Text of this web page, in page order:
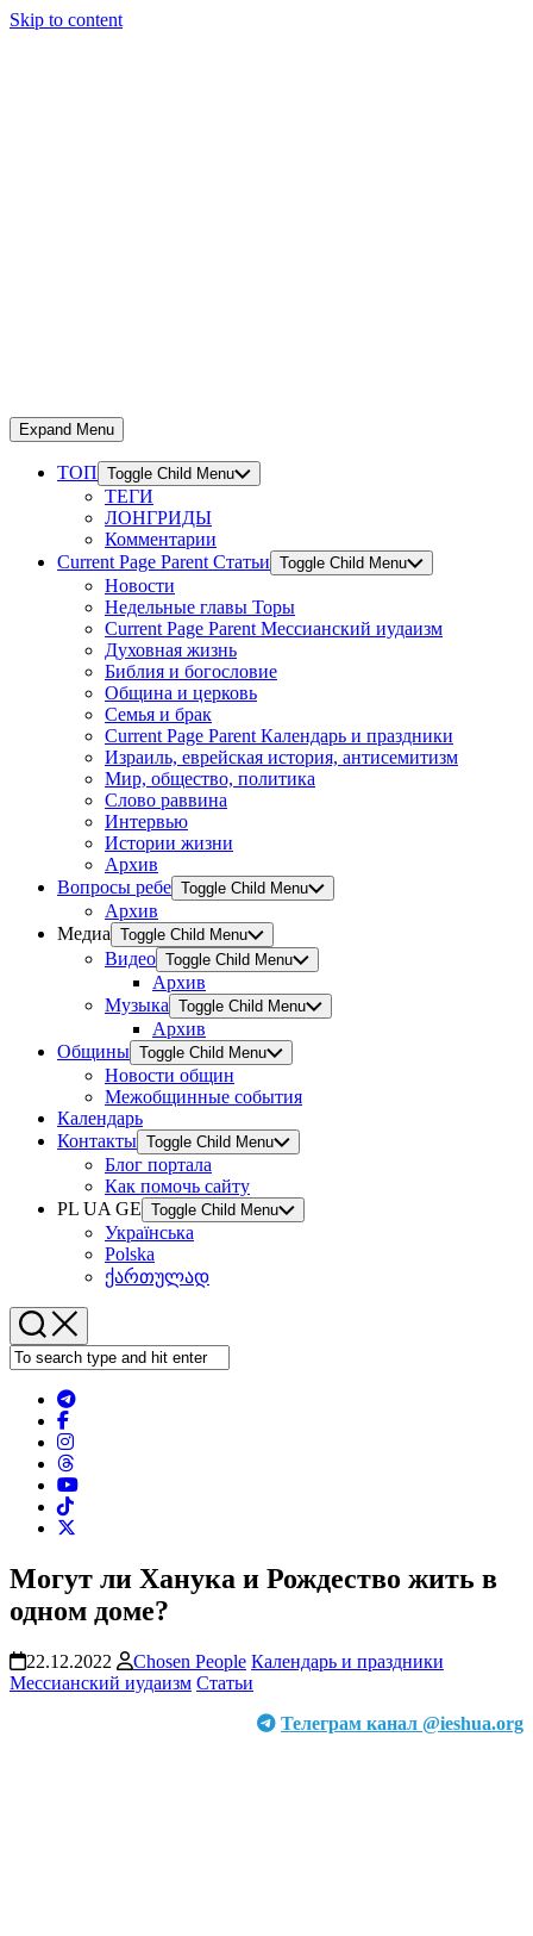
Skip to content
Expand Menu
ТОП Toggle Child Menu
ТЕГИ
ЛОНГРИДЫ
Комментарии
Current Page Parent Статьи Toggle Child Menu
Новости
Недельные главы Торы
Current Page Parent Мессианский иудаизм
Духовная жизнь
Библия и богословие
Община и церковь
Семья и брак
Current Page Parent Календарь и праздники
Израиль, еврейская история, антисемитизм
Мир, общество, политика
Слово раввина
Интервью
Истории жизни
Архив
Вопросы ребе Toggle Child Menu
Архив
Медиа Toggle Child Menu
Видео Toggle Child Menu
Архив
Музыка Toggle Child Menu
Архив
Общины Toggle Child Menu
Новости общин
Межобщинные события
Календарь
Контакты Toggle Child Menu
Блог портала
Как помочь сайту
PL UA GE Toggle Child Menu
Українська
Polska
ქართულად
Могут ли Ханука и Рождество жить в
одном доме?
22.12.2022 Chosen People Календарь и праздники
Мессианский иудаизм Статьи
Телеграм канал @ieshua.org